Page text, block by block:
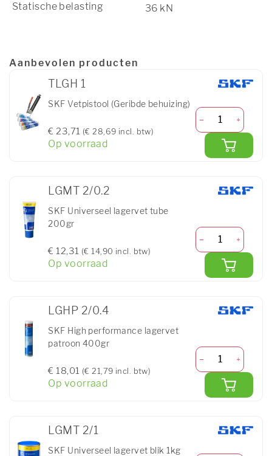
Statische belasting 36 kN
Aanbevolen producten
TLGH 1
SKF Vetpistool (Geribde behuizing)
€ 23,71 (€ 28,69 incl. btw)
Op voorraad
LGMT 2/0.2
SKF Universeel lagervet tube
200gr
€ 12,31 (€ 14,90 incl. btw)
Op voorraad
LGHP 2/0.4
SKF High performance lagervet
patroon 400gr
€ 18,01 (€ 21,79 incl. btw)
Op voorraad
LGMT 2/1
SKF Universeel lagervet blik 1kg